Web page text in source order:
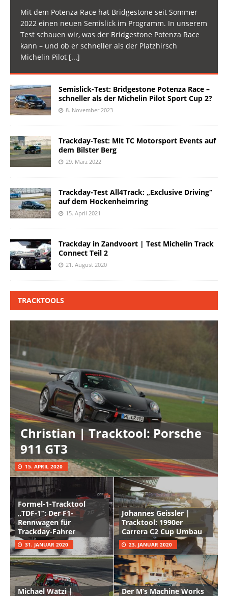
Mit dem Potenza Race hat Bridgestone seit Sommer
2022 einen neuen Semislick im Programm. In unserem
Test schauen wir, was der Bridgestone Potenza Race
kann – und ob er schneller als der Platzhirsch
Michelin Pilot [...]
Semislick-Test: Bridgestone Potenza Race –
schneller als der Michelin Pilot Sport Cup 2?
8. November 2023
Trackday-Test: Mit TC Motorsport Events auf
dem Bilster Berg
29. März 2022
Trackday-Test All4Track: „Exclusive Driving“
auf dem Hockenheimring
15. April 2021
Trackday in Zandvoort | Test Michelin Track
Connect Teil 2
21. August 2020
TRACKTOOLS
Christian | Tracktool: Porsche
911 GT3
15. APRIL 2020
Formel-1-Tracktool
„TDF-1“: Der F1-
Rennwagen für
Trackday-Fahrer
31. JANUAR 2020
Johannes Geissler |
Tracktool: 1990er
Carrera C2 Cup Umbau
23. JANUAR 2020
Michael Watzi |
Der M’s Machine Works